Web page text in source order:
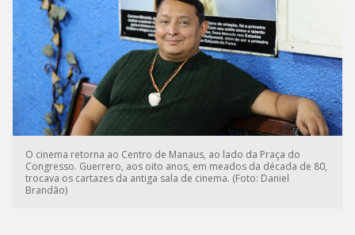
O cinema retorna ao Centro de Manaus, ao lado da Praça do
Congresso. Guerrero, aos oito anos, em meados da década de 80,
trocava os cartazes da antiga sala de cinema. (Foto: Daniel
Brandão)